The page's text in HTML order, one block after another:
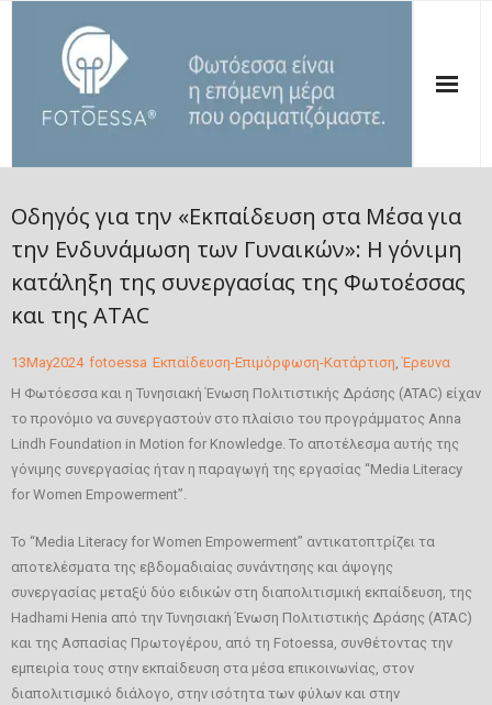
ΠΟΙΟΙ ΕΙΜΑΣΤΕ
ΟΙ ΔΡΑΣΕΙΣ ΜΑΣ
ΔΗΜΟΣΙΕΥΣΕΙΣ
ΤΑ ΝΕΑ ΜΑΣ
ΣΤΗΡΙΞΕ ΤΗΝ ΦΩΤΟΕΣΣΑ
ΕΠΙΚΟΙΝΩΝΙΑ
EN
Οδηγός για την «Εκπαίδευση στα Μέσα για
την Ενδυνάμωση των Γυναικών»: Η γόνιμη
κατάληξη της συνεργασίας της Φωτοέσσας
και της ATAC
13May2024 fotoessa Εκπαίδευση-Επιμόρφωση-Κατάρτιση,Έρευνα
Η Φωτόεσσα και η Τυνησιακή Ένωση Πολιτιστικής Δράσης (ATAC) είχαν
το προνόμιο να συνεργαστούν στο πλαίσιο του προγράμματος Anna
Lindh Foundation in Motion for Knowledge. Το αποτέλεσμα αυτής της
γόνιμης συνεργασίας ήταν η παραγωγή της εργασίας “Media Literacy
for Women Empowerment”.
Το “Media Literacy for Women Empowerment” αντικατοπτρίζει τα
αποτελέσματα της εβδομαδιαίας συνάντησης και άψογης
συνεργασίας μεταξύ δύο ειδικών στη διαπολιτισμική εκπαίδευση, της
Hadhami Henia από την Τυνησιακή Ένωση Πολιτιστικής Δράσης (ATAC)
και της Ασπασίας Πρωτογέρου, από τη Fotoessa, συνθέτοντας την
εμπειρία τους στην εκπαίδευση στα μέσα επικοινωνίας, στον
διαπολιτισμικό διάλογο, στην ισότητα των φύλων και στην